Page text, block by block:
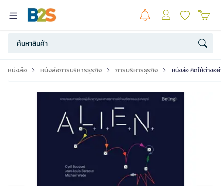
หนังสือ หนังสือการบริหารธุรกิจ การบริหารธุรกิจ หนังสือ คิดให้ต่างอ